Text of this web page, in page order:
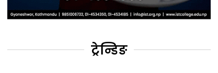
ट्रेन्डिङ